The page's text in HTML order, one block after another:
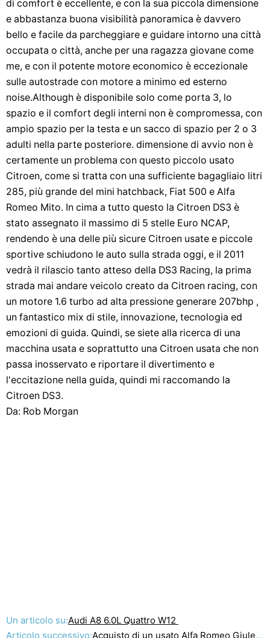
di comfort è eccellente, e con la sua piccola dimensione
e abbastanza buona visibilità panoramica è davvero
bello e facile da parcheggiare e guidare intorno una città
occupata o città, anche per una ragazza giovane come
me, e con il potente motore economico è eccezionale
sulle autostrade con motore a minimo ed esterno
noise.Although è disponibile solo come porta 3, lo
spazio e il comfort degli interni non è compromessa, con
ampio spazio per la testa e un sacco di spazio per 2 o 3
adulti nella parte posteriore. dimensione di avvio non è
certamente un problema con questo piccolo usato
Citroen, come si tratta con una sufficiente bagagliaio litri
285, più grande del mini hatchback, Fiat 500 e Alfa
Romeo Mito. In cima a tutto questo la Citroen DS3 è
stato assegnato il massimo di 5 stelle Euro NCAP,
rendendo è una delle più sicure Citroen usate e piccole
sportive schiudono le auto sulla strada oggi, e il 2011
vedrà il rilascio tanto atteso della DS3 Racing, la prima
strada mai andare veicolo creato da Citroen racing, con
un motore 1.6 turbo ad alta pressione generare 207bhp ,
un fantastico mix di stile, innovazione, tecnologia ed
emozioni di guida. Quindi, se siete alla ricerca di una
macchina usata e soprattutto una Citroen usata che non
passa inosservato e riportare il divertimento e
l'eccitazione nella guida, quindi mi raccomando la
Citroen DS3.
Da: Rob Morgan
Un articolo su:Audi A8 6.0L Quattro W12
Articolo successivo:Acquisto di un usato Alfa Romeo Giuletta